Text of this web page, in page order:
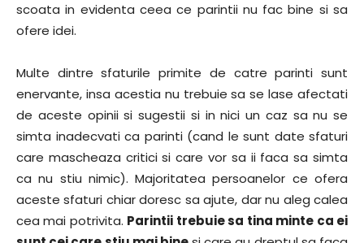
scoata in evidenta ceea ce parintii nu fac bine si sa
ofere idei.
Multe dintre sfaturile primite de catre parinti sunt
enervante, insa acestia nu trebuie sa se lase afectati
de aceste opinii si sugestii si in nici un caz sa nu se
simta inadecvati ca parinti (cand le sunt date sfaturi
care mascheaza critici si care vor sa ii faca sa simta
ca nu stiu nimic). Majoritatea persoanelor ce ofera
aceste sfaturi chiar doresc sa ajute, dar nu aleg calea
cea mai potrivita. Parintii trebuie sa tina minte ca ei